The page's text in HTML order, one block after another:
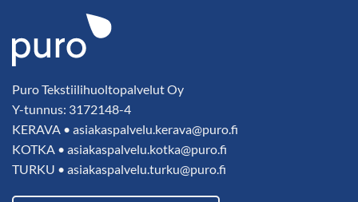
Puro Tekstiilihuoltopalvelut Oy
Y-tunnus: 3172148-4
KERAVA • asiakaspalvelu.kerava@puro.fi
KOTKA • asiakaspalvelu.kotka@puro.fi
TURKU • asiakaspalvelu.turku@puro.fi